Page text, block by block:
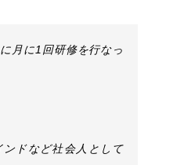
月に1回研修を行なっ
ンドなど社会人として